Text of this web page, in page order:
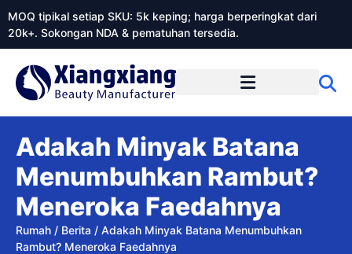
MOQ tipikal setiap SKU: 5k keping; harga berperingkat dari
20k+. Sokongan NDA & pematuhan tersedia.
Adakah Minyak Batana
Menumbuhkan Rambut?
Meneroka Faedahnya
Rumah / Berita / Adakah Minyak Batana Menumbuhkan
Rambut? Meneroka Faedahnya